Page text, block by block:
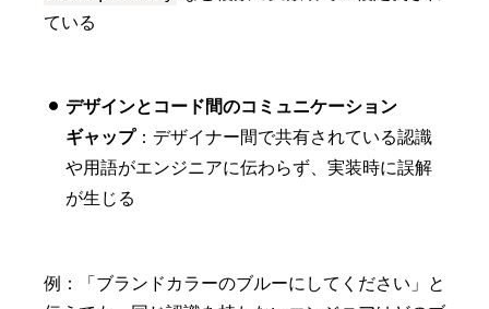
ている
デザインとコード間のコミュニケーション
ギャップ：デザイナー間で共有されている認識
や用語がエンジニアに伝わらず、実装時に誤解
が生じる
例：「ブランドカラーのブルーにしてください」と